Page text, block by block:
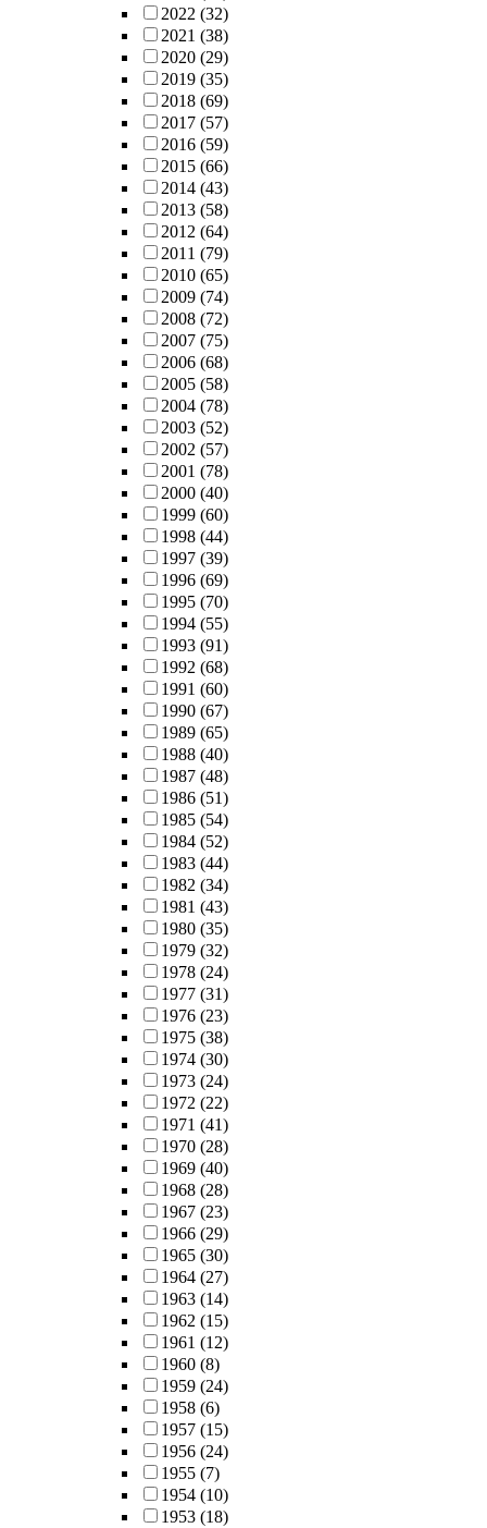
2022 (32)
2021 (38)
2020 (29)
2019 (35)
2018 (69)
2017 (57)
2016 (59)
2015 (66)
2014 (43)
2013 (58)
2012 (64)
2011 (79)
2010 (65)
2009 (74)
2008 (72)
2007 (75)
2006 (68)
2005 (58)
2004 (78)
2003 (52)
2002 (57)
2001 (78)
2000 (40)
1999 (60)
1998 (44)
1997 (39)
1996 (69)
1995 (70)
1994 (55)
1993 (91)
1992 (68)
1991 (60)
1990 (67)
1989 (65)
1988 (40)
1987 (48)
1986 (51)
1985 (54)
1984 (52)
1983 (44)
1982 (34)
1981 (43)
1980 (35)
1979 (32)
1978 (24)
1977 (31)
1976 (23)
1975 (38)
1974 (30)
1973 (24)
1972 (22)
1971 (41)
1970 (28)
1969 (40)
1968 (28)
1967 (23)
1966 (29)
1965 (30)
1964 (27)
1963 (14)
1962 (15)
1961 (12)
1960 (8)
1959 (24)
1958 (6)
1957 (15)
1956 (24)
1955 (7)
1954 (10)
1953 (18)